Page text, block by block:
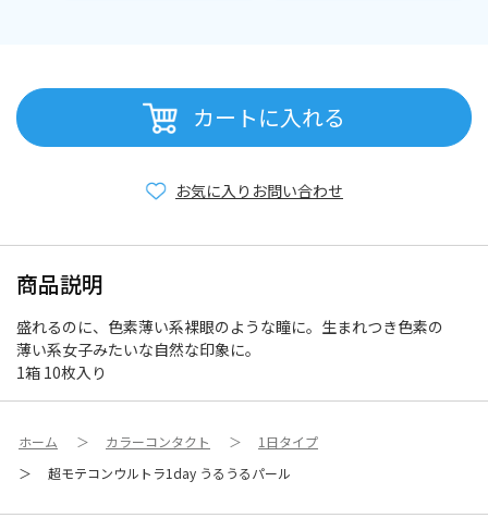
カートに入れる
お問い合わせ
お気に入り
商品説明
盛れるのに、色素薄い系裸眼のような瞳に。生まれつき色素の
薄い系女子みたいな自然な印象に。
1箱 10枚入り
ホーム ＞ カラーコンタクト ＞
1日タイプ
＞
超モテコンウルトラ1day うるうるパール